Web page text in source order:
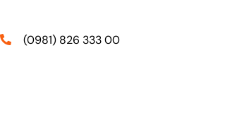
(0981) 826 333 00